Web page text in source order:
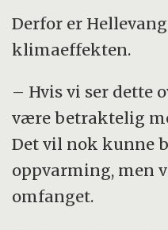
Derfor er
klimaeffekten.
– Hvis vi ser dette
være betraktelig
Det vil nok kunne
oppvarming, men
omfanget.